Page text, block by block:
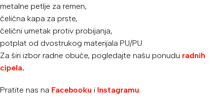
metalne petlje za remen,
čelična kapa za prste,
čelični umetak protiv probijanja,
potplat od dvostrukog materijala PU/PU.
Za širi izbor radne obuće, pogledajte našu ponudu radnih
cipela.
Pratite nas na Facebooku i Instagramu